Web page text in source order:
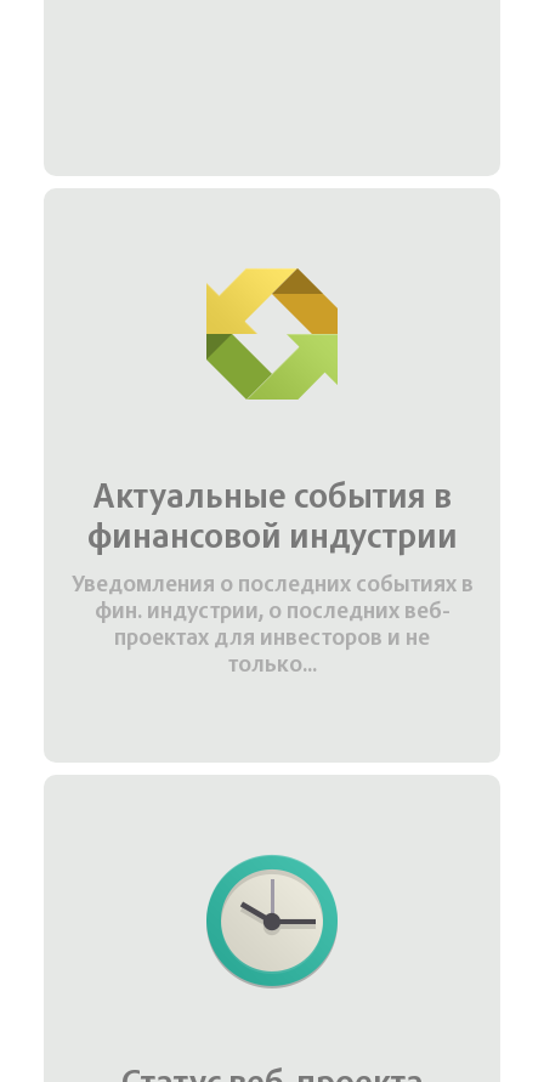
Актуальные события в
финансовой индустрии
Уведомления о последних событиях в
фин. индустрии, о последних веб-
проектах для инвесторов и не
только...